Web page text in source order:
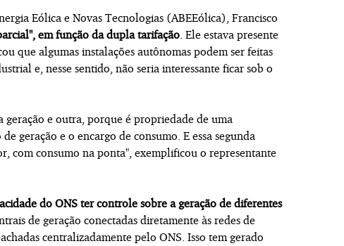
Eólica e Novas Tecnologias (ABEEólica), Francisco
em função da dupla tarifação. Ele estava presente
que algumas instalações autônomas podem ser feitas
e, nesse sentido, não seria interessante ficar sob o
geração e outra, porque é propriedade de uma
geração e o encargo de consumo. E essa segunda
com consumo na ponta", exemplificou o representante
do ONS ter controle sobre a geração de diferentes
de geração conectadas diretamente às redes de
centralizadamente pelo ONS. Isso tem gerado